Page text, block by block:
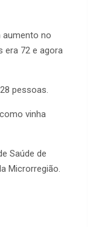
aumento no
era 72 e agora
pessoas.
vinha
Saúde de
Microrregião.